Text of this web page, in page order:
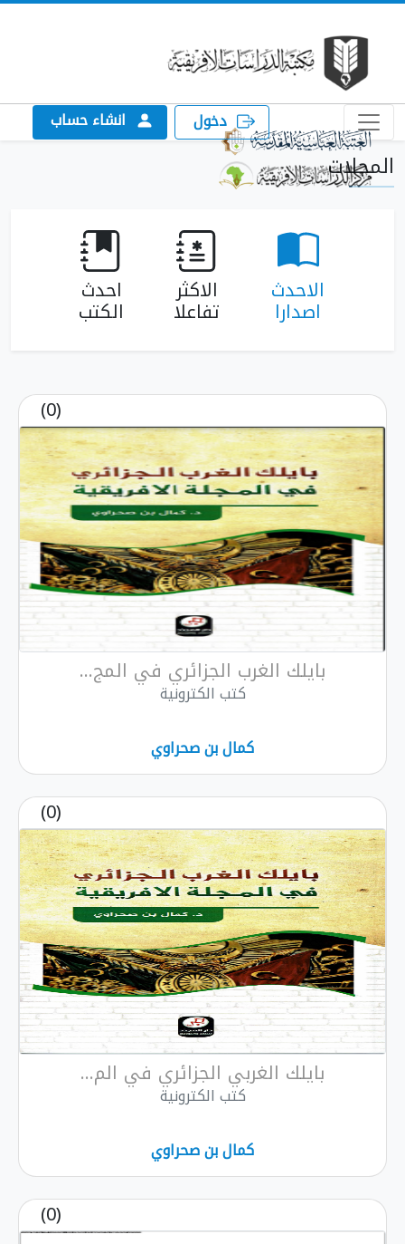
دخول انشاء حساب
المجلات
الاحدث
اصدارا
الاكثر
تفاعلا
احدث
الكتب
(0)
بايلك الغرب الجزائري في المج...
كتب الكترونية
كمال بن صحراوي
(0)
بايلك الغربي الجزائري في الم...
كتب الكترونية
كمال بن صحراوي
(0)